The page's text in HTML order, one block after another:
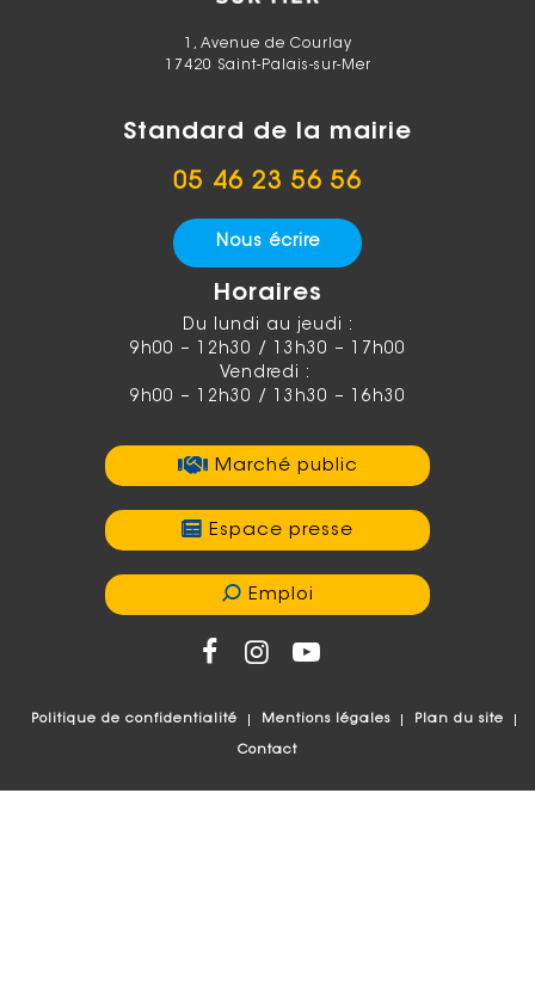
1, Avenue de Courlay
17420 Saint-Palais-sur-Mer
Standard de la mairie
05 46 23 56 56
Nous écrire
Horaires
Du lundi au jeudi :
9h00 – 12h30 / 13h30 – 17h00
Vendredi :
9h00 – 12h30 / 13h30 – 16h30
Marché public
Espace presse
Emploi
Politique de confidentialité Mentions légales Plan du site
Contact